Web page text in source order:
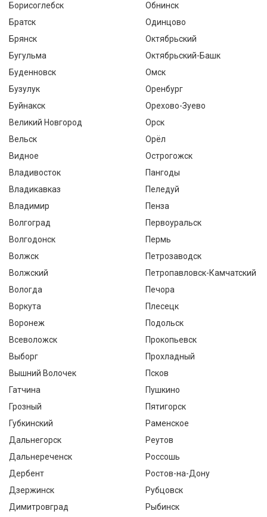
Борисоглебск
Братск
Брянск
Бугульма
Буденновск
Бузулук
Буйнакск
Великий Новгород
Вельск
Видное
Владивосток
Владикавказ
Владимир
Волгоград
Волгодонск
Волжск
Волжский
Вологда
Воркута
Воронеж
Всеволожск
Выборг
Вышний Волочек
Гатчина
Грозный
Губкинский
Дальнегорск
Дальнереченск
Дербент
Дзержинск
Димитровград
Обнинск
Одинцово
Октябрьский
Октябрьский-Башк
Омск
Оренбург
Орехово-Зуево
Орск
Орёл
Острогожск
Пангоды
Пеледуй
Пенза
Первоуральск
Пермь
Петрозаводск
Петропавловск-Камчатский
Печора
Плесецк
Подольск
Прокопьевск
Прохладный
Псков
Пушкино
Пятигорск
Раменское
Реутов
Россошь
Ростов-на-Дону
Рубцовск
Рыбинск